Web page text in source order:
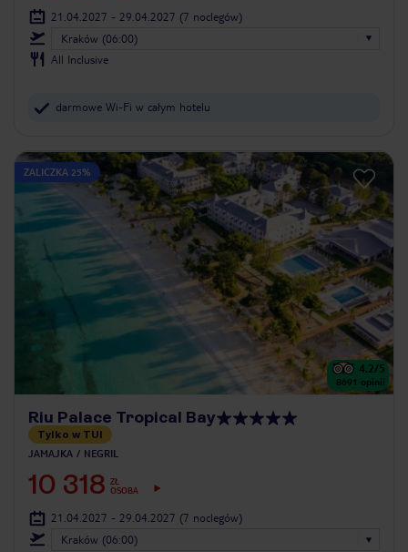
21.04.2027 - 29.04.2027 (7 noclegów)
Kraków (06:00)
All Inclusive
darmowe Wi-Fi w całym hotelu
ZALICZKA 25%
4.2/5
8691 opinii
Riu Palace Tropical Bay
Tylko w TUI
JAMAJKA NEGRIL
10 318 ZŁ
OSOBA
21.04.2027 - 29.04.2027 (7 noclegów)
Kraków (06:00)